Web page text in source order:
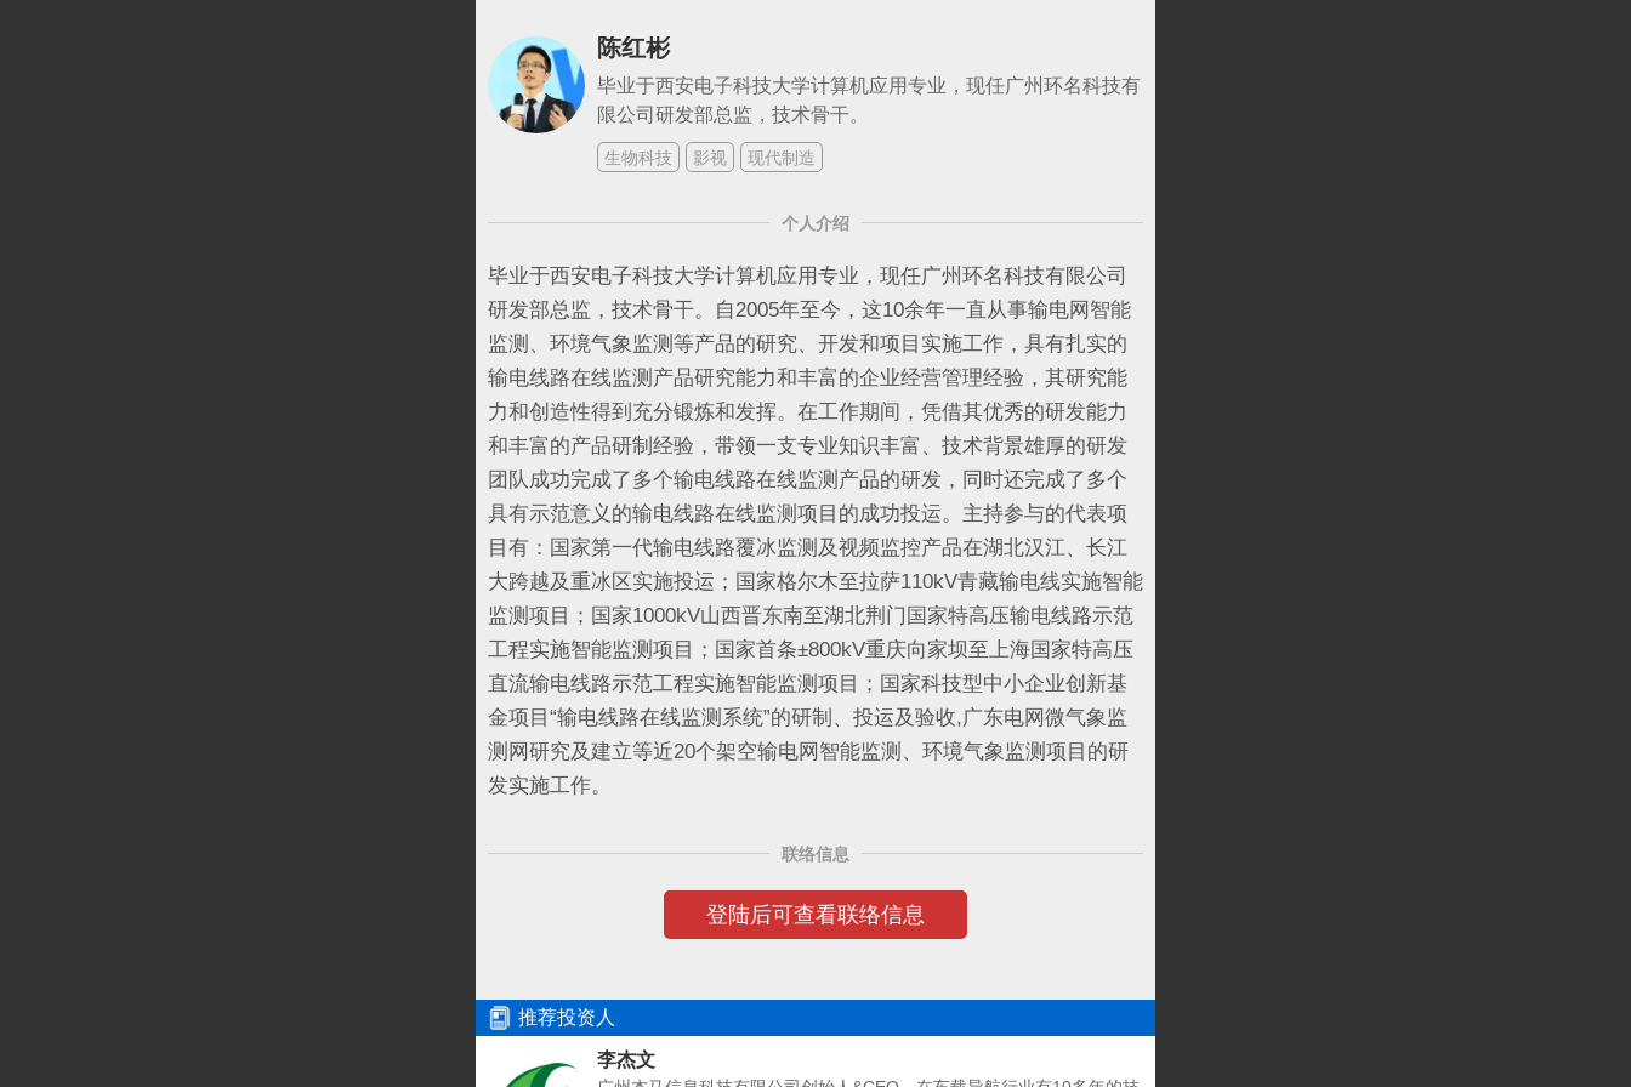
陈红彬
毕业于西安电子科技大学计算机应用专业，现任广州环名科技有
限公司研发部总监，技术骨干。
生物科技 影视 现代制造
个人介绍
毕业于西安电子科技大学计算机应用专业，现任广州环名科技有限公司
研发部总监，技术骨干。自2005年至今，这10余年一直从事输电网智能
监测、环境气象监测等产品的研究、开发和项目实施工作，具有扎实的
输电线路在线监测产品研究能力和丰富的企业经营管理经验，其研究能
力和创造性得到充分锻炼和发挥。在工作期间，凭借其优秀的研发能力
和丰富的产品研制经验，带领一支专业知识丰富、技术背景雄厚的研发
团队成功完成了多个输电线路在线监测产品的研发，同时还完成了多个
具有示范意义的输电线路在线监测项目的成功投运。主持参与的代表项
目有：国家第一代输电线路覆冰监测及视频监控产品在湖北汉江、长江
大跨越及重冰区实施投运；国家格尔木至拉萨110kV青藏输电线实施智能
监测项目；国家1000kV山西晋东南至湖北荆门国家特高压输电线路示范
工程实施智能监测项目；国家首条±800kV重庆向家坝至上海国家特高压
直流输电线路示范工程实施智能监测项目；国家科技型中小企业创新基
金项目“输电线路在线监测系统”的研制、投运及验收,广东电网微气象监
测网研究及建立等近20个架空输电网智能监测、环境气象监测项目的研
发实施工作。
联络信息
登陆后可查看联络信息
推荐投资人
李杰文